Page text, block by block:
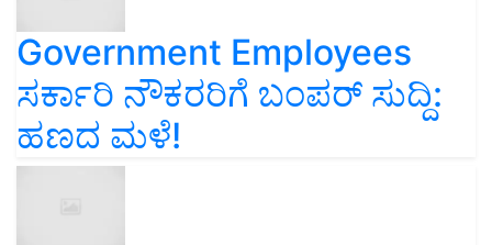
Government Employees
ಸರ್ಕಾರಿ ನೌಕರರಿಗೆ ಬಂಪರ್‌ ಸುದ್ದಿ:
ಹಣದ ಮಳೆ!